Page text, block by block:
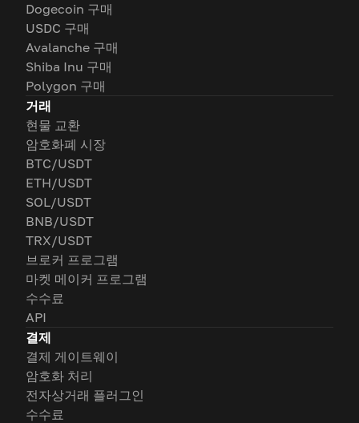
Dogecoin 구매
USDC 구매
Avalanche 구매
Shiba Inu 구매
Polygon 구매
거래
현물 교환
암호화폐 시장
BTC/USDT
ETH/USDT
SOL/USDT
BNB/USDT
TRX/USDT
브로커 프로그램
마켓 메이커 프로그램
수수료
API
결제
결제 게이트웨이
암호화 처리
전자상거래 플러그인
수수료